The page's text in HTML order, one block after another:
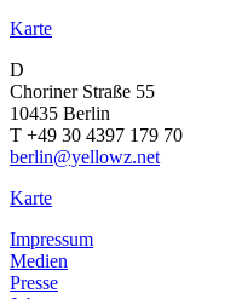
Karte
D
Choriner Straße 55
10435 Berlin
T +49 30 4397 179 70
berlin@yellowz.net
Karte
Impressum
Medien
Presse